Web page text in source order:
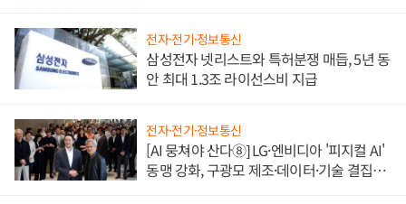
전자·전기·정보통신
삼성전자 넷리스트와 특허분쟁 매듭, 5년 동
안 최대 1.3조 라이선스비 지급
전자·전기·정보통신
[AI 뭉쳐야 산다⑧] LG·엔비디아 '피지컬 AI'
동맹 강화, 구광모 제조·데이터·기술 결집